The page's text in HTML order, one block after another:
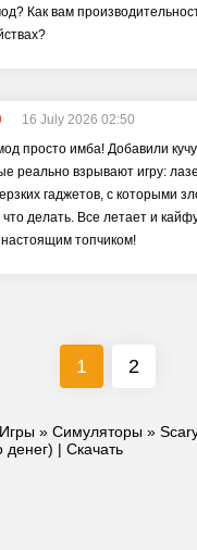
Как вам
16 July 2026 02:50
просто имба! Добавили
реально взрывают игру:
гаджетов, с которыми
что делать. Все летает и
топчиком!
1 2
Игры » Симуляторы »
| Скачать